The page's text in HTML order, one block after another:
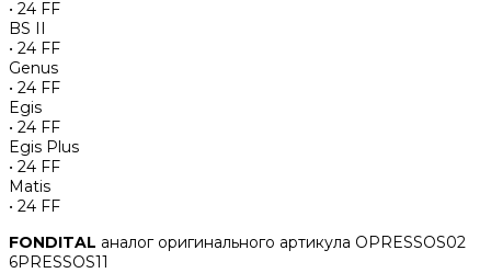
• 24 FF
BS II
• 24 FF
Genus
• 24 FF
Egis
• 24 FF
Egis Plus
• 24 FF
Matis
• 24 FF
FONDITAL аналог оригинального артикула OPRESSOS02
6PRESSOS11